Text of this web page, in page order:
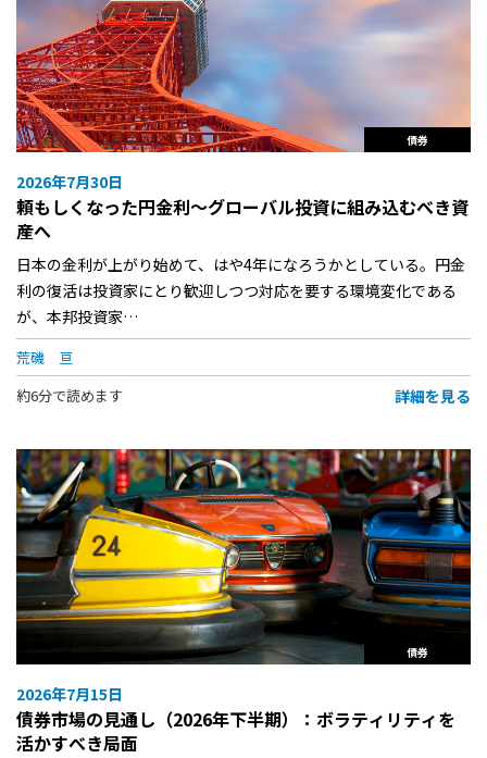
債券
2026年7月30日
頼もしくなった円金利〜グローバル投資に組み込むべき資
産へ
日本の金利が上がり始めて、はや4年になろうかとしている。円金
利の復活は投資家にとり歓迎しつつ対応を要する環境変化である
が、本邦投資家…
荒磯 亘
約6分で読めます
詳細を見る
債券
2026年7月15日
債券市場の見通し（2026年下半期）：ボラティリティを
活かすべき局面